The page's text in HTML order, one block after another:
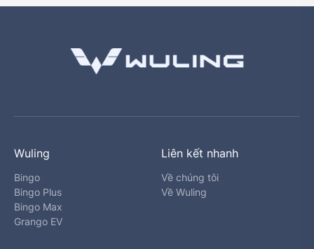
Wuling
Bingo
Bingo Plus
Bingo Max
Grango EV
Liên kết nhanh
Về chúng tôi
Về Wuling